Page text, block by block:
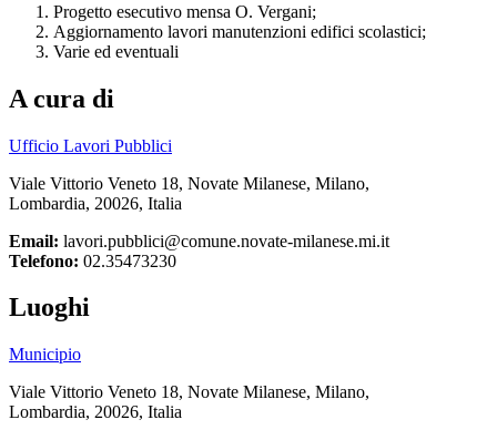
Progetto esecutivo mensa O. Vergani;
Aggiornamento lavori manutenzioni edifici scolastici;
Varie ed eventuali
A cura di
Ufficio Lavori Pubblici
Viale Vittorio Veneto 18, Novate Milanese, Milano,
Lombardia, 20026, Italia
Email: lavori.pubblici@comune.novate-milanese.mi.it
Telefono: 02.35473230
Luoghi
Municipio
Viale Vittorio Veneto 18, Novate Milanese, Milano,
Lombardia, 20026, Italia